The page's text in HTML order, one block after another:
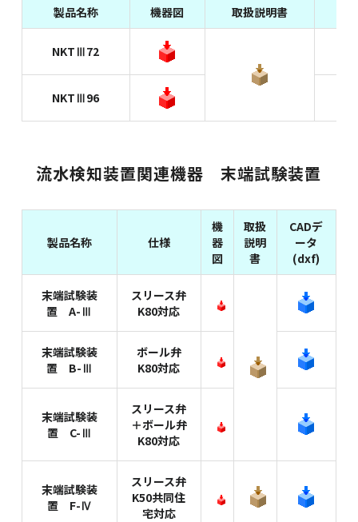
製品名称 機器図 取扱説明書
NKTⅢ72
NKTⅢ96
流水検知装置関連機器 末端試験装置
製品名称 仕様
機
器
図
取扱
説明
書
CADデ
ータ
(dxf)
末端試験装
置 A-Ⅲ
スリース弁
K80対応
末端試験装
置 B-Ⅲ
ボール弁
K80対応
末端試験装
置 C-Ⅲ
スリース弁
＋ボール弁
K80対応
末端試験装
置 F-Ⅳ
スリース弁
K50共同住
宅対応